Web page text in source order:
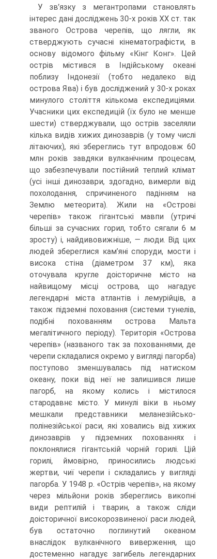
У зв’язку з мегантропами становлять
інтерес дані досліджень 30-х років ХХ ст. так
званого Острова черепів, що лягли, як
стверджують сучасні кінемато­графісти, в
основу відомого фільму «Кінг Конг». Цей
острів містився в Індійсько­му океані
поблизу Індонезії (тобто недалеко від
острова Ява) і був досліджений у 30-х роках
минулого століття кількома експедиціями.
Учасники цих експедицій (їх було не менше
шести) стверджували, що острів заселяли
кілька видів хижих динозаврів (у тому числі
літаючих), які збереглись тут впродовж 60
млн років завдяки вулканічним процесам,
що забезпечували постійний теплий клімат
(усі інші динозаври, здогадно, вимерли від
похолодання, спричиненого падінням на
Землю метеорита). Жили на «Острові
черепів» також гігантські мавпи (утричі
більші за сучасних горил, тобто сягали 6 м
зросту) і, найдивовижніше, — люди. Від цих
людей збереглися кам’яні споруди, мости і
висока стіна (діаметром 37 км), яка
оточувала кругле доісторичне місто на
найвищому місці острова, що на­гадує
легендарні міста атлантів і лемурійців, а
також підземні поховання (системи тунелів,
подібні похованням острова Мальта
мегалітичного періоду). Територія «Острова
черепів» (названого так за похованнями, де
черепи складалися окремо у вигляді пагорба)
поступово зменшувалась під натиском
океану, поки від неї не залишився лише
пагорб, на якому колись і містилося
стародавнє місто. У минулі віки в ньому
мешкали представники меланезійсько-
полінезійської раси, які ховались від хижих
динозаврів у підземних похованнях і
поклонялися гігантській чорній горилі. Цій
горилі, ймовірно, приносились людські
жертви, чиї черепи і скла­дались у вигляді
пагорба. У 1948 р. «Острів черепів», на якому
через мільйони років збереглись викопні
види рептилій і тварин, а також сліди
доісторичної високорозвиненої раси людей,
був остаточно поглинутий океаном
внаслідок вулканічного виверження, що
достеменно нагадує загибель легендарних